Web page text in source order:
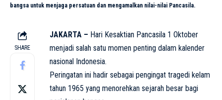
bangsa untuk menjaga persatuan dan mengamalkan nilai-nilai Pancasila.
SHARE
JAKARTA – Hari Kesaktian Pancasila 1 Oktober
menjadi salah satu momen penting dalam kalender
nasional Indonesia.
Peringatan ini hadir sebagai pengingat tragedi kelam
tahun 1965 yang menorehkan sejarah besar bagi